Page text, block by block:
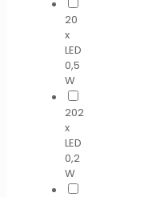
20
x
LED
0,5
W
202
x
LED
0,2
W